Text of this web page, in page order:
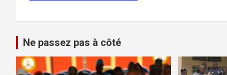
Ne passez pas à côté